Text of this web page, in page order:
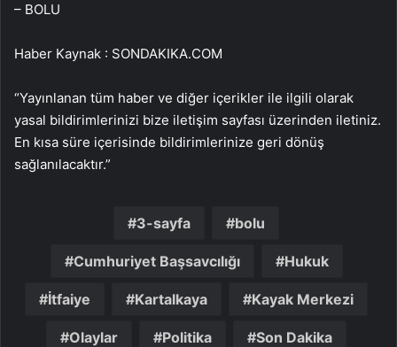
– BOLU
Haber Kaynak : SONDAKIKA.COM
“Yayınlanan tüm haber ve diğer içerikler ile ilgili olarak
yasal bildirimlerinizi bize iletişim sayfası üzerinden iletiniz.
En kısa süre içerisinde bildirimlerinize geri dönüş
sağlanılacaktır.”
3-sayfa bolu
Cumhuriyet Başsavcılığı Hukuk
İtfaiye Kartalkaya Kayak Merkezi
Olaylar Politika Son Dakika